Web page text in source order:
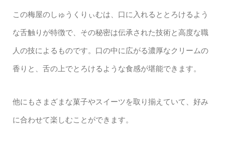
この梅屋のしゅうくりぃむは、口に入れるととろけるよう
な舌触りが特徴で、その秘密は伝承された技術と高度な職
人の技によるものです。口の中に広がる濃厚なクリームの
香りと、舌の上でとろけるような食感が堪能できます。
他にもさまざまな菓子やスイーツを取り揃えていて、好み
に合わせて楽しむことができます。